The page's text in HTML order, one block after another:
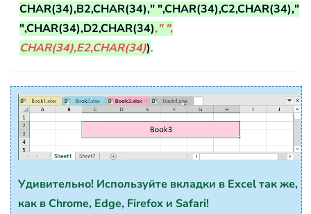
CHAR(34),B2,CHAR(34)," ",CHAR(34),C2,CHAR(34),"
",CHAR(34),D2,CHAR(34)," ",
CHAR(34),E2,CHAR(34)).
Удивительно! Используйте вкладки в Excel так же,
как в Chrome, Edge, Firefox и Safari!